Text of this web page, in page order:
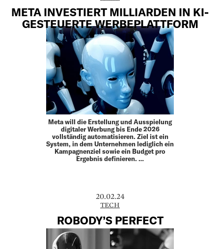
META INVESTIERT MILLIARDEN IN KI-
GESTEUERTE WERBEPLATTFORM
Meta will die Erstellung und Ausspielung
digitaler Werbung bis Ende 2026
vollständig automatisieren. Ziel ist ein
System, in dem Unternehmen lediglich ein
Kampagnenziel sowie ein Budget pro
Ergebnis definieren. …
20.02.24
TECH
ROBODY’S PERFECT